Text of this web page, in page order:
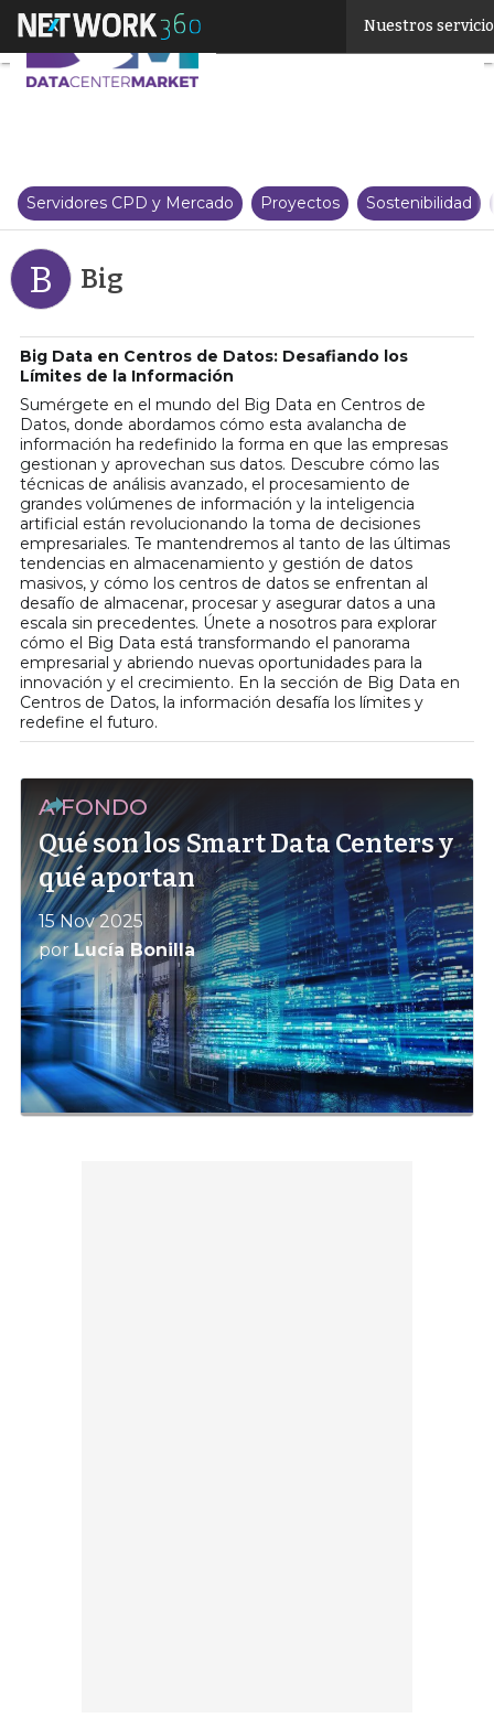
Nuestros
Servidores CPD y Mercado Proyectos Sostenibilidad
B Big
Big Data en Centros de Datos: Desafiando los
Límites de la Información
Sumérgete en el mundo del Big Data en Centros de
Datos, donde abordamos cómo esta avalancha de
información ha redefinido la forma en que las empresas
gestionan y aprovechan sus datos. Descubre cómo las
técnicas de análisis avanzado, el procesamiento de
grandes volúmenes de información y la inteligencia
artificial están revolucionando la toma de decisiones
empresariales. Te mantendremos al tanto de las últimas
tendencias en almacenamiento y gestión de datos
masivos, y cómo los centros de datos se enfrentan al
desafío de almacenar, procesar y asegurar datos a una
escala sin precedentes. Únete a nosotros para explorar
cómo el Big Data está transformando el panorama
empresarial y abriendo nuevas oportunidades para la
innovación y el crecimiento. En la sección de Big Data en
Centros de Datos, la información desafía los límites y
redefine el futuro.
A FONDO
Qué son los Smart Data Centers y
qué aportan
15 Nov 2025
porLucía Bonilla